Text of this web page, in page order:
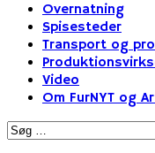
Overnatning
Spisesteder
Transport og
Video
Om FurNYT og